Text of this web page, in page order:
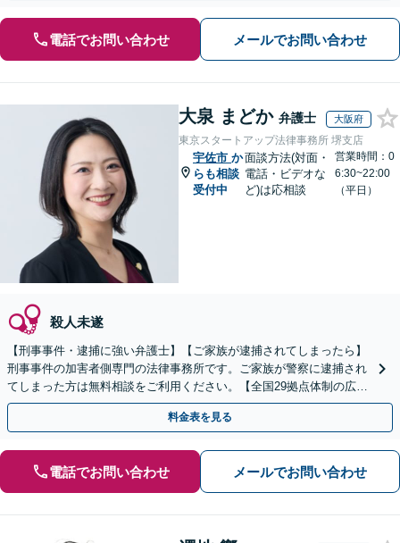
電話でお問い合わせ メールでお問い合わせ
大泉 まどか 弁護士 大阪府
東京スタートアップ法律事務所 堺支店
宇佐市 か
らも相談
受付中
面談方法(対面・
電話・ビデオな
ど)は応相談
営業時間：0
6:30~22:00
（平日）
殺人未遂
【刑事事件・逮捕に強い弁護士】【ご家族が逮捕されてしまったら】
刑事事件の加害者側専門の法律事務所です。ご家族が警察に逮捕され
てしまった方は無料相談をご利用ください。【全国29拠点体制の広域
対応】【弁護士待機中/当日中の電話相談可(予約制)】
料金表を見る
電話でお問い合わせ メールでお問い合わせ